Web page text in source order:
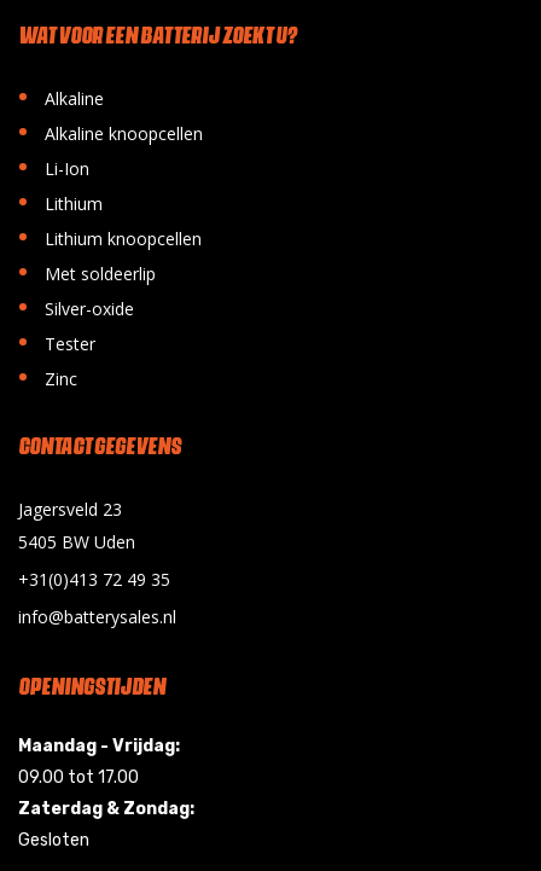
WAT VOOR EEN BATTERIJ ZOEKT U?
• Alkaline
• Alkaline knoopcellen
• Li-Ion
• Lithium
• Lithium knoopcellen
• Met soldeerlip
• Silver-oxide
• Tester
• Zinc
CONTACT GEGEVENS
Jagersveld 23
5405 BW Uden
+31(0)413 72 49 35
info@batterysales.nl
OPENINGSTIJDEN
Maandag - Vrijdag:
09.00 tot 17.00
Zaterdag & Zondag:
Gesloten